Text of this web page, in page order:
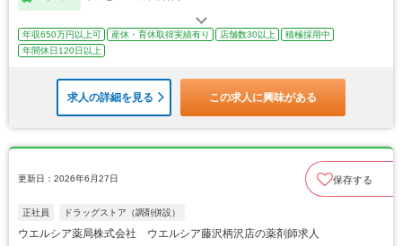
年収650万円以上可 産休・育休取得実績有り 店舗数30以上
積極採用中
年間休日120日以上
求人の詳細を見る この求人に興味がある
更新日：2026年6月27日 保存する
正社員 ドラッグストア（調剤併設）
ウエルシア薬局株式会社 ウエルシア藤沢柄沢店の薬剤師求人